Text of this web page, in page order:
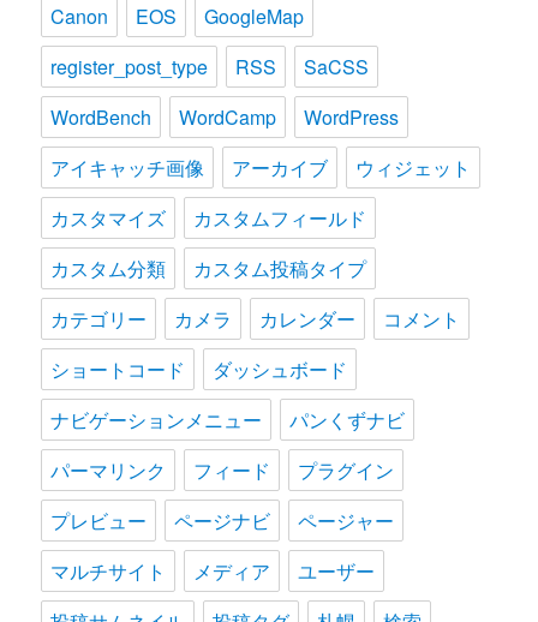
Canon
EOS
GoogleMap
register_post_type
RSS
SaCSS
WordBench
WordCamp
WordPress
アイキャッチ画像
アーカイブ
ウィジェット
カスタマイズ
カスタムフィールド
カスタム分類
カスタム投稿タイプ
カテゴリー
カメラ カレンダー
コメント
ショートコード
ダッシュボード
ナビゲーションメニュー
パンくずナビ
パーマリンク
フィード
プラグイン
プレビュー
ページナビ
ページャー
マルチサイト
メディア
ユーザー